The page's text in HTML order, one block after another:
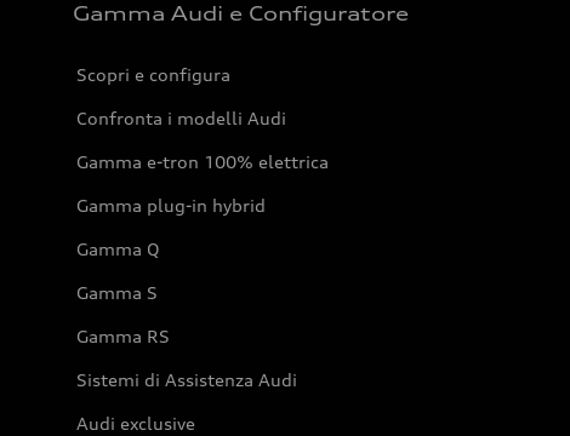
Gamma Audi e Configuratore
Scopri e configura
Confronta i modelli Audi
Gamma e-tron 100% elettrica
Gamma plug-in hybrid
Gamma Q
Gamma S
Gamma RS
Sistemi di Assistenza Audi
Audi exclusive